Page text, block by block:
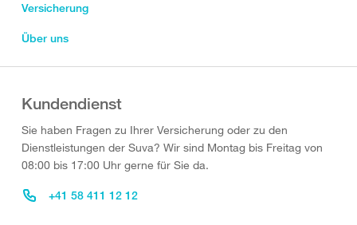
Versicherung
Über uns
Kundendienst
Sie haben Fragen zu Ihrer Versicherung oder zu den
Dienstleistungen der Suva? Wir sind Montag bis Freitag von
08:00 bis 17:00 Uhr gerne für Sie da.
+41 58 411 12 12